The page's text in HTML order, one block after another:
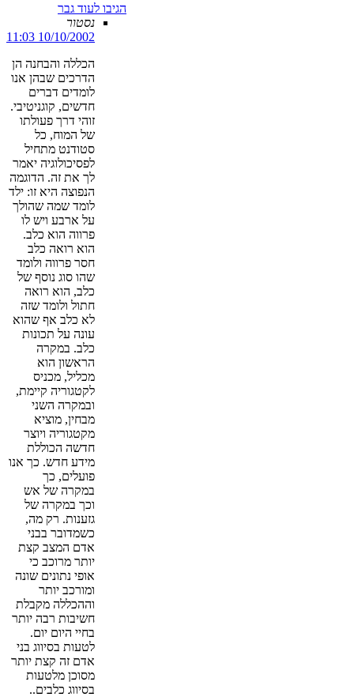
הגיבו לעוד גבר
נסטור
10/10/2002 11:03
הכללה והבחנה הן
הדרכים שבהן אנו
לומדים דברים
חדשים, קוגניטיבי.
זוהי דרך פעולתו
של המוח, כל
סטודנט מתחיל
לפסיכולוגיה יאמר
לך את זה. הדוגמה
הנפוצה היא זו: ילד
לומד שמה שהולך
על ארבע ויש לו
פרווה הוא כלב.
הוא רואה כלב
חסר פרווה ולומד
שהו סוג נוסף של
כלב, הוא רואה
חתול ולומד שזה
לא כלב אף שהוא
עונה על תכונות
כלב. במקרה
הראשון הוא
מכליל, מכניס
לקטגוריה קיימת,
ובמקרה השני
מבחין, מוציא
מקטגוריה ויוצר
חדשה הכוללת
מידע חדש. כך אנו
פועלים, כך
במקרה של אש
וכך במקרה של
גזענות. רק מה,
כשמדובר בבני
אדם המצב קצת
יותר מרוכב כי
אופי נתונים שונה
ומורכב יותר
וההכללה מקבלת
חשיבות רבה יותר
בחיי היום יום.
לטעות בסיווג בני
אדם זה קצת יותר
מסוכן מלטעות
בסיווג כלבים..